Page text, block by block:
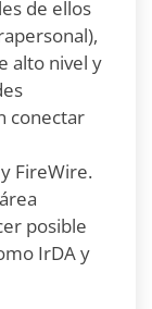
de ellos
alto nivel y
conectar
FireWire.
posible
IrDA y